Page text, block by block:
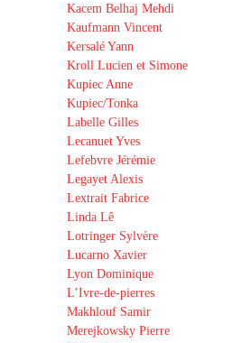
Kacem Belhaj Mehdi
Kaufmann Vincent
Kersalé Yann
Kroll Lucien et Simone
Kupiec Anne
Kupiec/Tonka
Labelle Gilles
Lecanuet Yves
Lefebvre Jérémie
Legayet Alexis
Lextrait Fabrice
Linda Lê
Lotringer Sylvère
Lucarno Xavier
Lyon Dominique
L’Ivre-de-pierres
Makhlouf Samir
Merejkowsky Pierre